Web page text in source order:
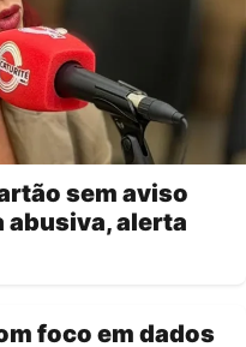
sem aviso
abusiva, alerta
foco em dados